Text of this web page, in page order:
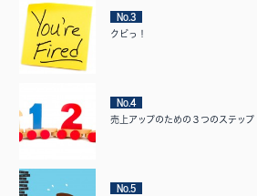
No.3
クビっ！
No.4
売上アップのための３つのステップ
No.5